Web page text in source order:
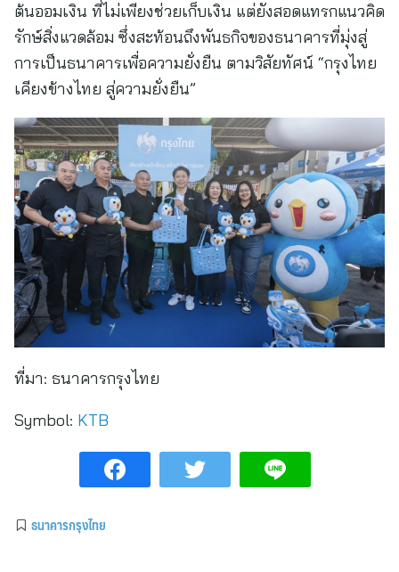
ต้นออมเงิน ที่ไม่เพียงช่วยเก็บเงิน แต่ยังสอดแทรกแนวคิด
รักษ์สิ่งแวดล้อม ซึ่งสะท้อนถึงพันธกิจของธนาคารที่มุ่งสู่
การเป็นธนาคารเพื่อความยั่งยืน ตามวิสัยทัศน์ “กรุงไทย
เคียงข้างไทย สู่ความยั่งยืน”
ที่มา: ธนาคารกรุงไทย
Symbol: KTB
ธนาคารกรุงไทย